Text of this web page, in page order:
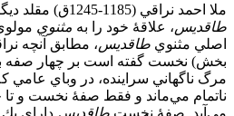
ملا احمد نراقي (1185-1245ق) مقلد دیگری است كه با نظم مثنوی
طاقديس، علاقۀ خود را به مثنوي
اصلي مثنوي طاقديس، مطابق آنچه
بخش) نخست گفته است بر چهار صفه
ناتمام مي‌ماند و فقط صفۀ نخست و تا
مي‌آيد. صفۀ نخست طاقدیس داراي